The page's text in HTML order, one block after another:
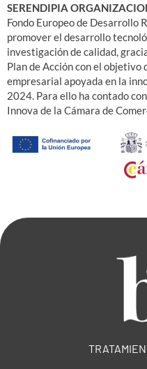
SERENDIPIA
Fondo Europeo de Desarrollo
promover el desarrollo
investigación de calidad,
Plan de Acción con el
empresarial apoyada en la
2024. Para ello ha contado
Innova de la Cámara de